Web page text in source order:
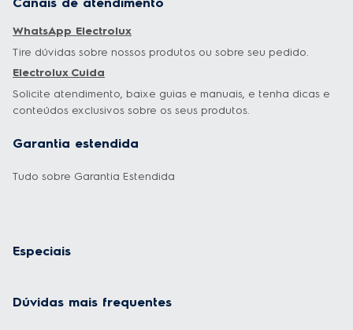
Canais de atendimento
WhatsApp Electrolux
Tire dúvidas sobre nossos produtos ou sobre seu pedido.
Electrolux Cuida
Solicite atendimento, baixe guias e manuais, e tenha dicas e
conteúdos exclusivos sobre os seus produtos.
Garantia estendida
Tudo sobre Garantia Estendida
Especiais
Dúvidas mais frequentes